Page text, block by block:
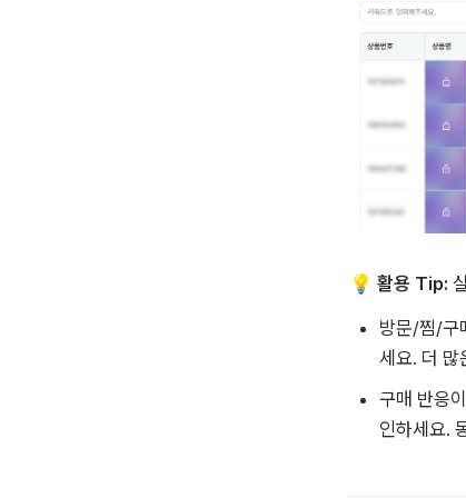
💡 활용 Tip:
방문/찜/구
세요. 더 많
구매 반응
인하세요.